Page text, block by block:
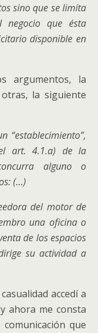
sino que se limita
negocio que ésta
disponible en
argumentos, la
la siguiente
“establecimiento”,
art. 4.1.a) de la
alguno o
(…)
del motor de
una oficina o
de los espacios
su actividad a
accedí a
ahora me consta
que